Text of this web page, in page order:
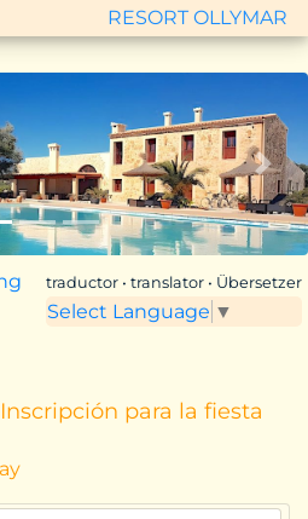
RESORT OLLYMAR
Vor
traductor • translator • Übersetzer
Select Language ▼
para la fiesta